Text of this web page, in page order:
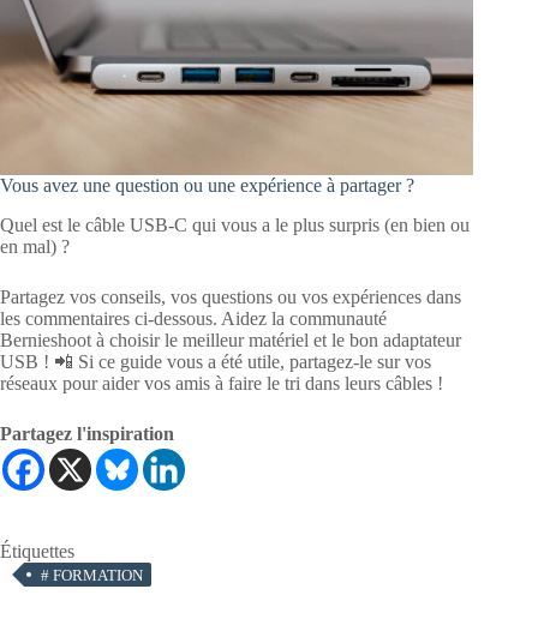
Vous avez une question ou une expérience à partager ?
Quel est le câble USB-C qui vous a le plus surpris (en bien ou
en mal) ?
Partagez vos conseils, vos questions ou vos expériences dans
les commentaires ci-dessous. Aidez la communauté
Bernieshoot à choisir le meilleur matériel et le bon adaptateur
USB ! 📲 Si ce guide vous a été utile, partagez-le sur vos
réseaux pour aider vos amis à faire le tri dans leurs câbles !
Partagez l'inspiration
Étiquettes
# FORMATION